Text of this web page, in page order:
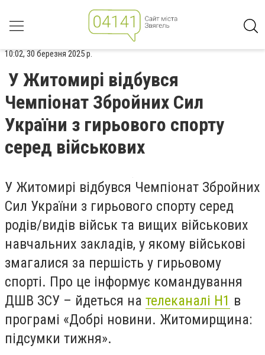
10:02, 30 березня 2025 р.
У Житомирі відбувся
Чемпіонат Збройних Сил
України з гирьового спорту
серед військових
У Житомирі відбувся Чемпіонат Збройних
Сил України з гирьового спорту серед
родів/видів військ та вищих військових
навчальних закладів, у якому військові
змагалися за першість у гирьовому
спорті. Про це інформує командування
ДШВ ЗСУ – йдеться на телеканалі Н1 в
програмі «Добрі новини. Житомирщина:
підсумки тижня».